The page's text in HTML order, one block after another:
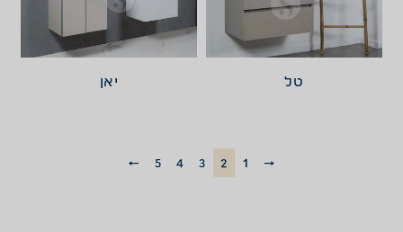
טל יאן
→
1
2
3
4
5
←